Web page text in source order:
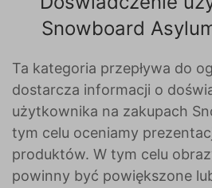
Snowboard
Ta kategoria przepływa do
dostarcza informacji o
użytkownika na zakupach
tym celu oceniamy
produktów. W tym celu
powinny być powiększone